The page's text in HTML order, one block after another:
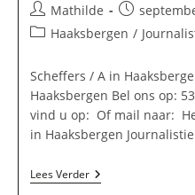
Bericht
auteur:
Mathilde
Bericht
Berichtcategorie:
Haaksbergen /
Scheffers / A in
Haaksbergen Bel ons op:
vind u op: Of mail naar:
in Haaksbergen
Lees VerderScheffers
/